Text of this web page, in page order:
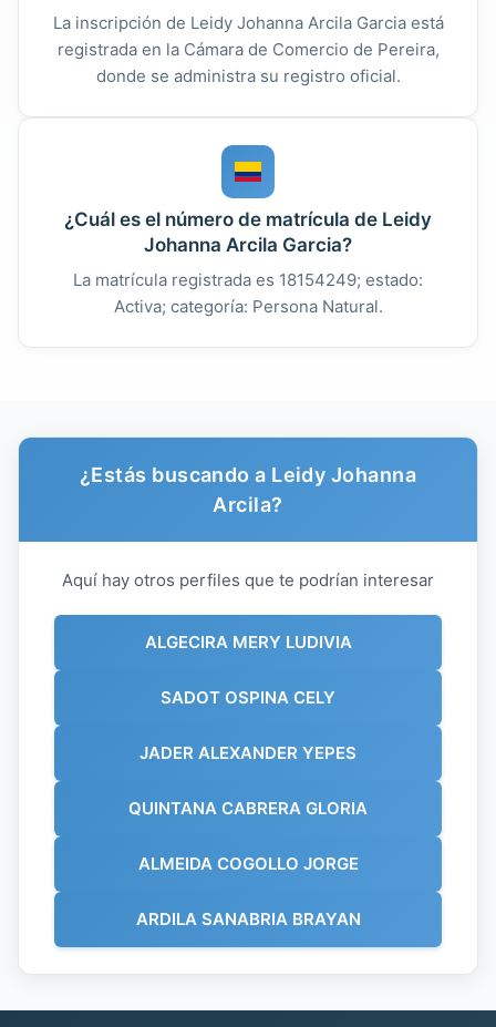
La inscripción de Leidy Johanna Arcila Garcia está
registrada en la Cámara de Comercio de Pereira,
donde se administra su registro oficial.
¿Cuál es el número de matrícula de Leidy
Johanna Arcila Garcia?
La matrícula registrada es 18154249; estado:
Activa; categoría: Persona Natural.
¿Estás buscando a Leidy Johanna
Arcila?
Aquí hay otros perfiles que te podrían interesar
ALGECIRA MERY LUDIVIA
SADOT OSPINA CELY
JADER ALEXANDER YEPES
QUINTANA CABRERA GLORIA
ALMEIDA COGOLLO JORGE
ARDILA SANABRIA BRAYAN